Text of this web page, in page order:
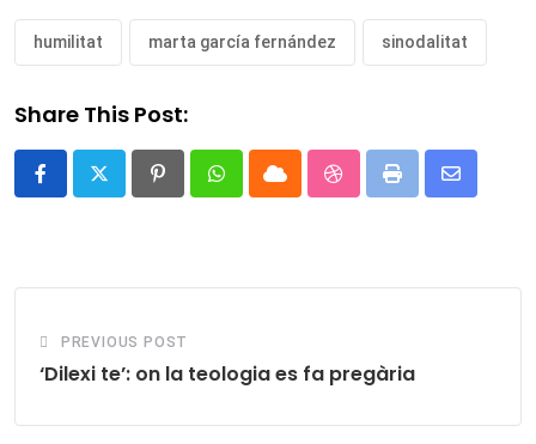
humilitat marta garcía fernández sinodalitat
Share This Post:
PinterestWhatsappCloud StumbleUpon
Print
Share
PREVIOUS POST
‘Dilexi te’: on la teologia es fa pregària